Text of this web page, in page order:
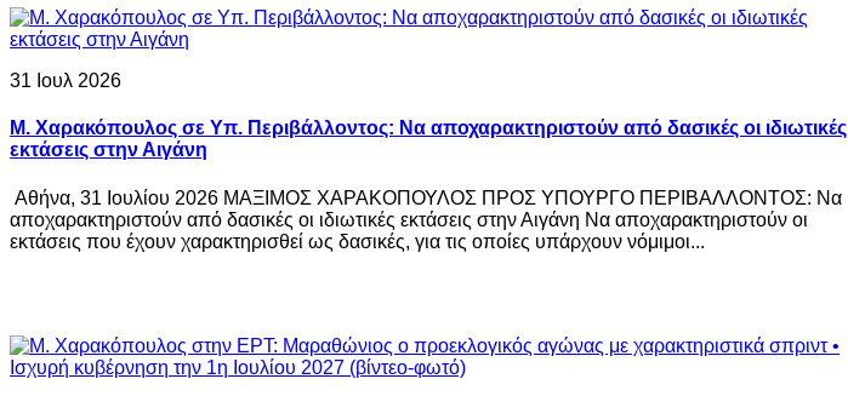
31 Ιουλ 2026
Μ. Χαρακόπουλος σε Υπ. Περιβάλλοντος: Να αποχαρακτηριστούν από δασικές οι ιδιωτικές
εκτάσεις στην Αιγάνη
Αθήνα, 31 Ιουλίου 2026 ΜΑΞΙΜΟΣ ΧΑΡΑΚΟΠΟΥΛΟΣ ΠΡΟΣ ΥΠΟΥΡΓΟ ΠΕΡΙΒΑΛΛΟΝΤΟΣ: Να
αποχαρακτηριστούν από δασικές οι ιδιωτικές εκτάσεις στην Αιγάνη Να αποχαρακτηριστούν οι
εκτάσεις που έχουν χαρακτηρισθεί ως δασικές, για τις οποίες υπάρχουν νόμιμοι...